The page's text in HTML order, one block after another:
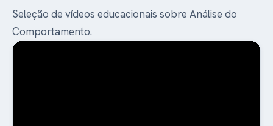
Seleção de vídeos educacionais sobre Análise do
Comportamento.